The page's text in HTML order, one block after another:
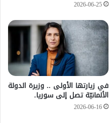
2026-06-25
في زيارتها الأولى .. وزيرة الدولة
الألمانيّة تصل إلى سوريا.
2026-06-16